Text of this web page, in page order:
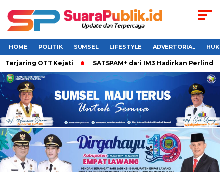
HOME POLITIK SUMSEL LIFESTYLE ADVERTORIAL
OTT Kejati SATSPAM+ dari IM3 Hadirkan